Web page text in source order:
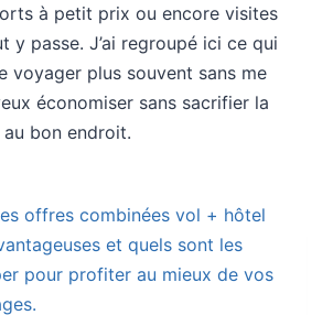
à petit prix ou encore visites
y passe. J’ai regroupé ici ce qui
voyager plus souvent sans me
économiser sans sacrifier la
bon endroit.